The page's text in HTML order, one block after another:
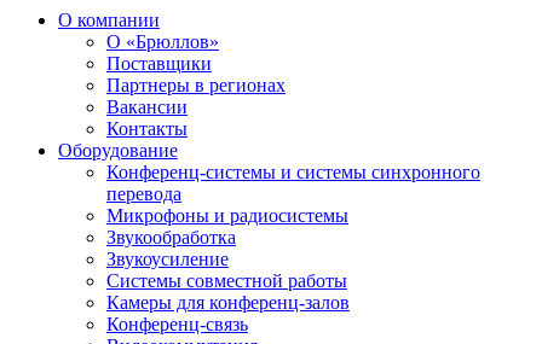
О компании
О «Брюллов»
Поставщики
Партнеры в регионах
Вакансии
Контакты
Оборудование
Конференц-системы и системы синхронного
перевода
Микрофоны и радиосистемы
Звукообработка
Звукоусиление
Системы совместной работы
Камеры для конференц-залов
Конференц-связь